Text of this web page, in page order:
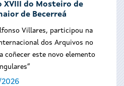
XVIII do Mosteiro de
de Becerreá
Villares, participou na
dos Arquivos no
coñecer este novo elemento